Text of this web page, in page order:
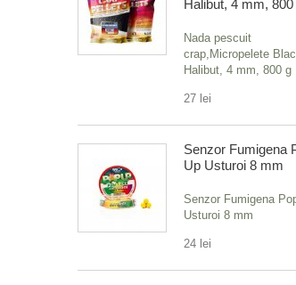
Halibut, 4 mm, 800
Nada pescuit
crap,Micropelete
Halibut, 4 mm, 800 g
27 lei
Senzor Fumigena
Up Usturoi 8 mm
Senzor Fumigena
Usturoi 8 mm
24 lei